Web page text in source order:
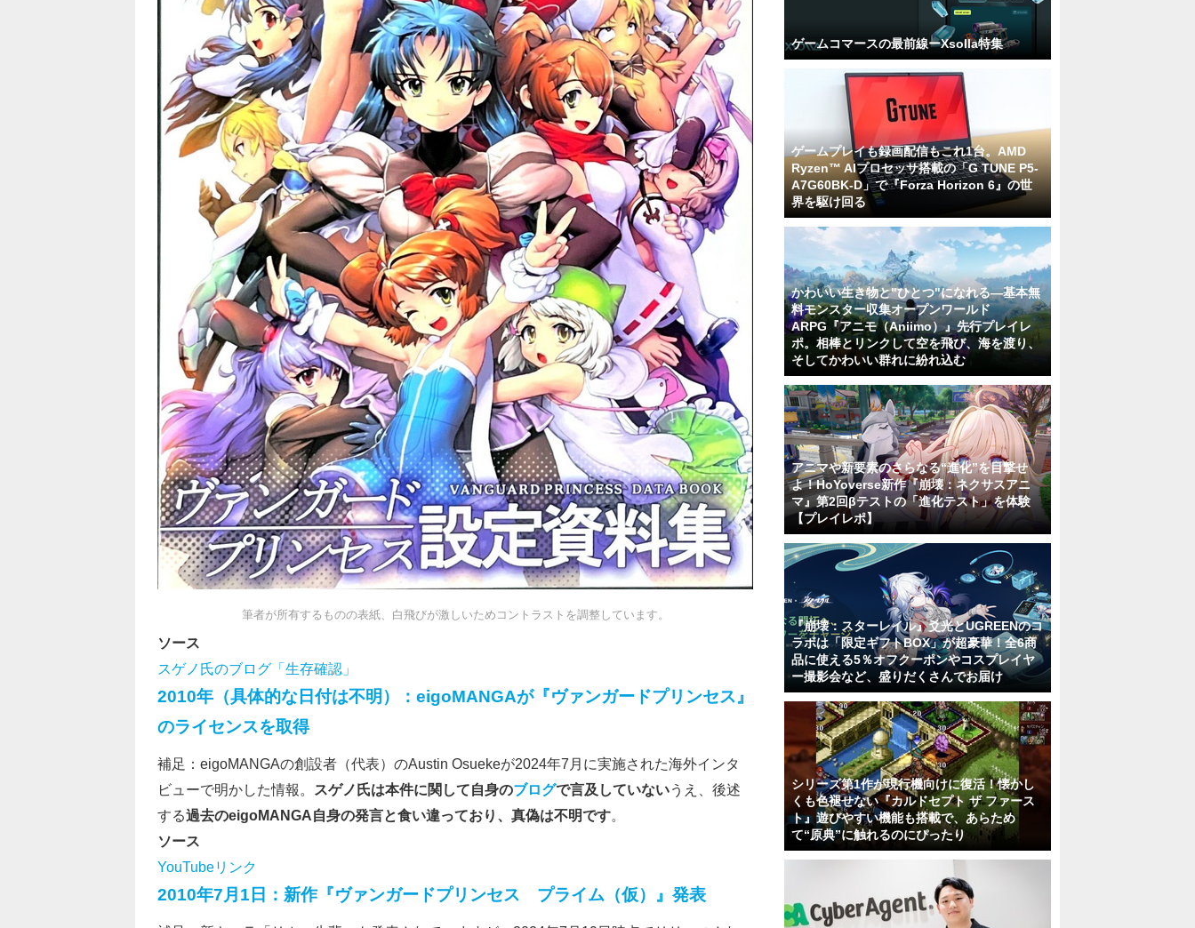
筆者が所有するものの表紙、白飛びが激しいためコントラストを調整しています。
ソース
スゲノ氏のブログ「生存確認」
2010年（具体的な日付は不明）：eigoMANGAが『ヴァンガードプリンセス』
のライセンスを取得
補足：eigoMANGAの創設者（代表）のAustin Osuekeが2024年7月に実施された海外インタ
ビューで明かした情報。
スゲノ氏は本件に関して自身のブログで言及していないうえ、後述
する過去のeigoMANGA自身の発言と食い違っており、真偽は不明です。
ソース
YouTubeリンク
2010年7月1日：新作『ヴァンガードプリンセス プライム（仮）』発表
ゲームコマースの最前線ーXsolla特集
ゲームプレイも録画配信もこれ1台。AMD
Ryzen™ AIプロセッサ搭載の「G TUNE P5-
A7G60BK-D」で『Forza Horizon 6』の世
界を駆け回る
かわいい生き物と"ひとつ"になれる―基本無
料モンスター収集オープンワールド
ARPG『アニモ（Aniimo）』先行プレイレ
ポ。相棒とリンクして空を飛び、海を渡り、
そしてかわいい群れに紛れ込む
アニマや新要素のさらなる“進化”を目撃せ
よ！HoYoverse新作『崩壊：ネクサスアニ
マ』第2回βテストの「進化テスト」を体験
【プレイレポ】
『崩壊：スターレイル』爻光とUGREENのコ
ラボは「限定ギフトBOX」が超豪華！全6商
品に使える5％オフクーポンやコスプレイヤ
ー撮影会など、盛りだくさんでお届け
シリーズ第1作が現行機向けに復活！懐かし
くも色褪せない『カルドセプト ザ ファース
ト』遊びやすい機能も搭載で、あらため
て“原典”に触れるのにぴったり